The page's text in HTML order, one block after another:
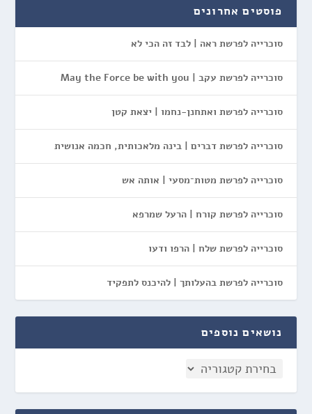
פוסטים אחרונים
סוכרייה לפרשת ראה | לבד זה הכי לא
סוכרייה לפרשת עקב | May the Force be with you
סוכרייה לפרשת ואתחנן-נחמו | יצאת קטן
סוכרייה לפרשת דברים | בינה מלאכותית, חכמה אנושית
סוכרייה לפרשת מטות־מסעי | אותה אש
סוכרייה לפרשת קורח | הרעל שמרפא
סוכרייה לפרשת שלח | הרפו ודעו
סוכרייה לפרשת בהעלותך | להיכנס לתפקיד
נושאים נוספים